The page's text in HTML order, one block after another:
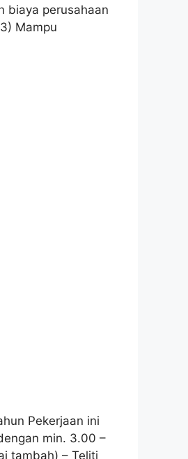
biaya perusahaan
Mampu
Pekerjaan ini
min. 3.00 –
tambah) – Teliti